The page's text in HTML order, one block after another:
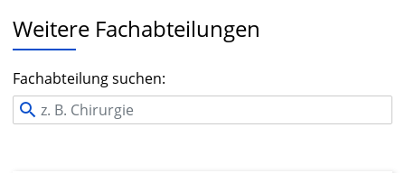
Weitere Fachabteilungen
Fachabteilung suchen: